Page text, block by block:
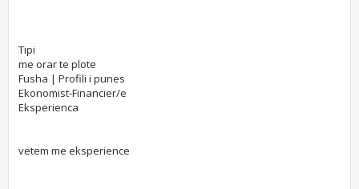
Tipi
me orar te plote
Fusha | Profili i punes
Ekonomist-Financier/e
Eksperienca
vetem me eksperience